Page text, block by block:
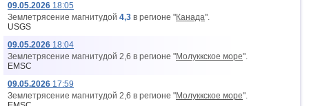
09.05.2026 18:05
Землетрясение магнитудой 4,3 в регионе "Канада".
USGS
09.05.2026 18:04
Землетрясение магнитудой 2,6 в регионе "Молуккское море".
EMSC
09.05.2026 17:59
Землетрясение магнитудой 2,6 в регионе "Молуккское море".